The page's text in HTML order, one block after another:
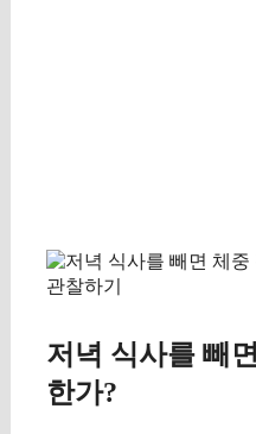
저녁 식사를 빼
한가?